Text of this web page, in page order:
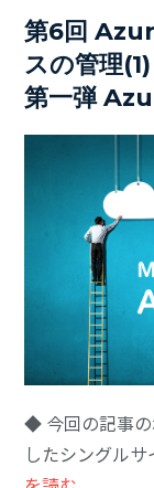
第6回
スの管理
第一弾
◆ 今回の記事
したシングル